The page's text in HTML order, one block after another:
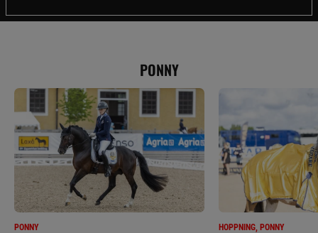
PONNY
PONNY HOPPNING, PONNY